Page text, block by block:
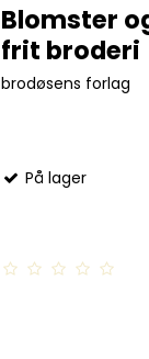
Blomster
frit broderi
brodøsens forlag
På lager